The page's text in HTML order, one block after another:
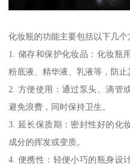
化妆瓶的功能主要包括以下几个
1. 储存和保护化妆品：化妆瓶
粉底液、精华液、乳液等，防止
2. 方便使用：通过泵头、滴管
避免浪费，同时保持卫生。
3. 延长保质期：密封性好的化
成分的挥发或变质。
4. 便携性：轻便小巧的瓶身设